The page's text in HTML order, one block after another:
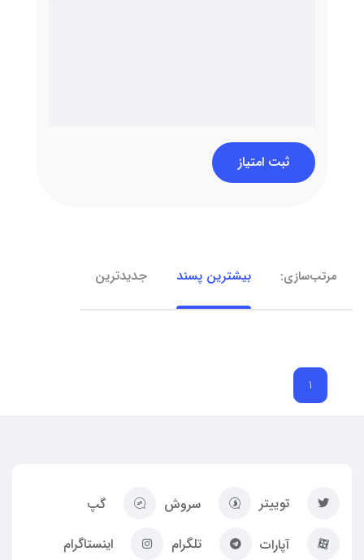
ثبت امتیاز
مرتب‌سازی: بیشترین پسند جدیدترین
1
توییتر سروش
گپ
آپارات
تلگرام اینستاگرام